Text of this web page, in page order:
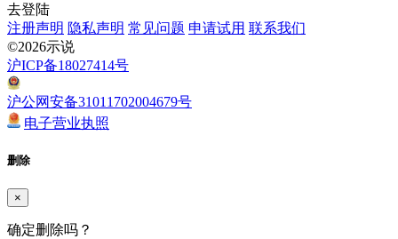
去登陆
注册声明 隐私声明 常见问题 申请试用 联系我们
©2026示说
沪ICP备18027414号
沪公网安备31011702004679号
电子营业执照
删除
×
确定删除吗？